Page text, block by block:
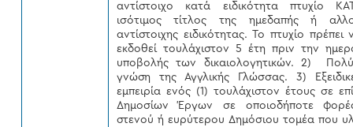
αντίστοιχο κατά ειδικότητα πτυχίο
ισότιμος τίτλος της ημεδαπής ή
αντίστοιχης ειδικότητας. Το πτυχίο πρέπει
εκδοθεί τουλάχιστον 5 έτη πριν την
υποβολής των δικαιολογητικών. 2)
γνώση της Αγγλικής Γλώσσας. 3)
εμπειρία ενός (1) τουλάχιστον έτους σε
Δημοσίων Έργων σε οποιοδήποτε
στενού ή ευρύτερου Δημόσιου τομέα που